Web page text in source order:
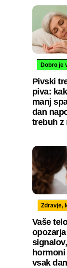
Dobro je
Pivski
piva:
manj
dan
trebuh z
Zdravje,
Vaše
vsak dan